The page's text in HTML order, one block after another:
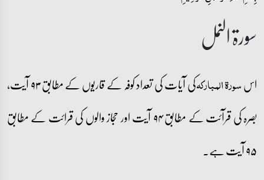
سورۃ النمل
اسسورۃ المبارکہ
کی آیات کی تعداد کوفہ کے قاریوں کے مطابق ۹۳ آیت،
بصرہ کی قرآئت کے مطابق ۹۴ آیت اور حجاز والوں کی قرائت کے مطابق
۹۵ آیت ہے۔